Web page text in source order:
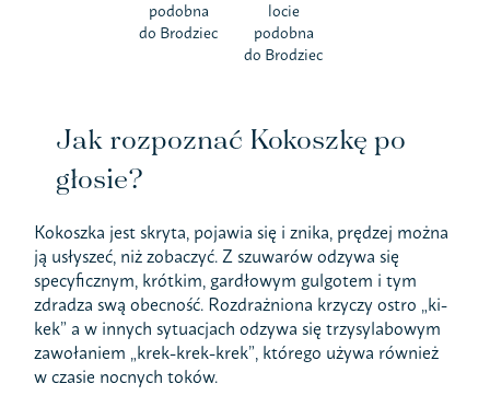
podobna
do Brodziec
locie
podobna
do Brodziec
Jak rozpoznać Kokoszkę po
głosie?
Kokoszka jest skryta, pojawia się i znika, prędzej można
ją usłyszeć, niż zobaczyć. Z szuwarów odzywa się
specyficznym, krótkim, gardłowym gulgotem i tym
zdradza swą obecność. Rozdrażniona krzyczy ostro „ki-
kek” a w innych sytuacjach odzywa się trzysylabowym
zawołaniem „krek-krek-krek”, którego używa również
w czasie nocnych toków.